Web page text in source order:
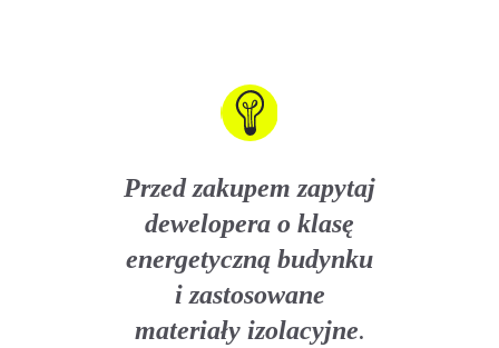
Przed zakupem zapytaj
dewelopera o klasę
energetyczną budynku
i zastosowane
materiały izolacyjne.